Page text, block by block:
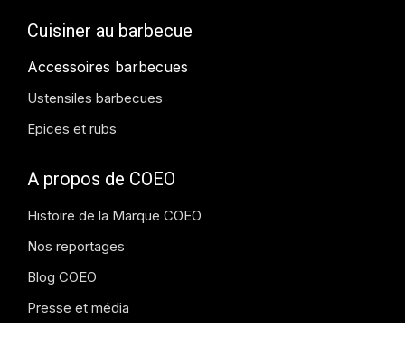
Cuisiner au barbecue
Accessoires barbecues
Ustensiles barbecues
Epices et rubs
A propos de COEO
Histoire de la Marque COEO
Nos reportages
Blog COEO
Presse et média